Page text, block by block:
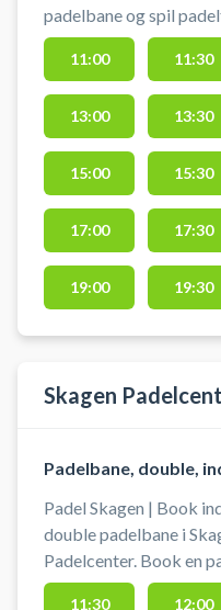
padelbane og spil
Sæby på den udendørs
beliggende på
Sæby. Pay & Padels
Sæby Spektrum er en
for op til 4 padeltennis
Pay & Padel er en del af
Sportshallen i
du også finder både
og pickleball baner. Padelbanen er
uden belysning, og du
medbringe bat og
11:00 11:30
13:00 13:30
15:00 15:30
17:00 17:30
19:00 19:30
Skagen
Padelbane, double,
Padel Skagen | Book
double padelbane i
Padelcenter. Book en
og spil padel i Skagen
11:30 12:00